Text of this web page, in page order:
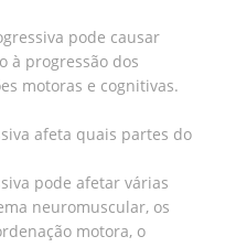
pode causar
à progressão dos
motoras e cognitivas.
afeta quais partes do
pode afetar várias
neuromuscular, os
motora, o